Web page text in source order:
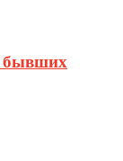
бывших